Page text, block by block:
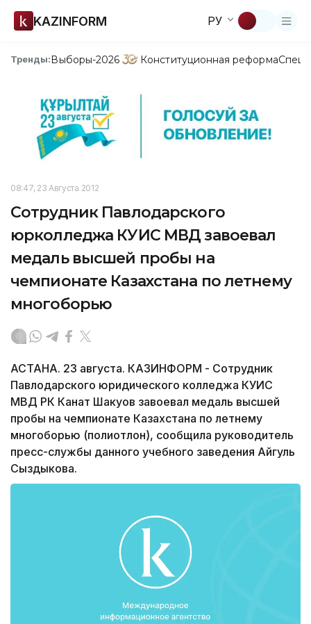
KAZINFORM РУ
Тренды:Выборы-2026 Конституционная реформа
08:47, 23 Августа 2012
Сотрудник Павлодарского
юрколледжа КУИС МВД завоевал
медаль высшей пробы на
чемпионате Казахстана по летнему
многоборью
АСТАНА. 23 августа. КАЗИНФОРМ - Сотрудник
Павлодарского юридического колледжа КУИС
МВД РК Канат Шакуов завоевал медаль высшей
пробы на чемпионате Казахстана по летнему
многоборью (полиотлон), сообщила руководитель
пресс-службы данного учебного заведения Айгуль
Сыздыкова.